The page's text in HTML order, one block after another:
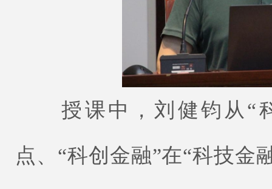
授课中，刘健钧从“科
点、“科创金融”在“科技金